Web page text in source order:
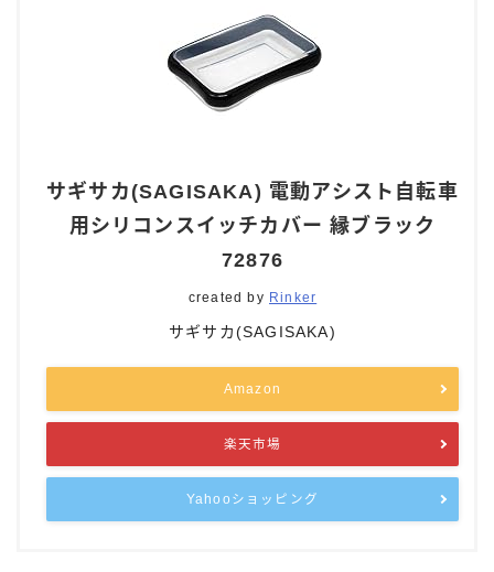
サギサカ(SAGISAKA) 電動アシスト自転車
用シリコンスイッチカバー 縁ブラック
72876
created by Rinker
サギサカ(SAGISAKA)
Amazon
楽天市場
Yahooショッピング